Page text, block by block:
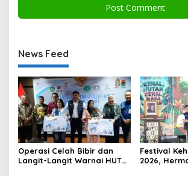
News Feed
Operasi Celah Bibir dan
Langit-Langit Warnai HUT
Festival
2026,